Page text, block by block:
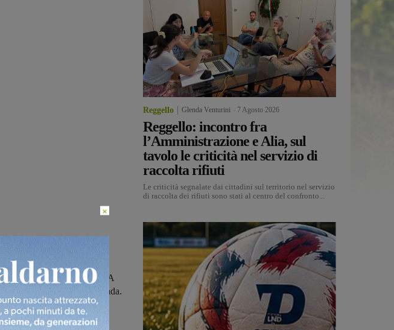
a Cavriglia una intensa
specialmente nei campi. A
cadute: una anche per strada.
Reggello Glenda Venturini 7 Agosto 2026
Reggello: incontro fra
l’Amministrazione e Alia, sul
tavolo le criticità nel servizio di
raccolta rifiuti
Le criticità segnalate dai cittadini sul territorio nel servizio
di raccolta dei rifiuti sono stati al centro del confronto...
×